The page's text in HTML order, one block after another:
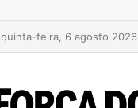
quinta-feira, 6 agosto 2026